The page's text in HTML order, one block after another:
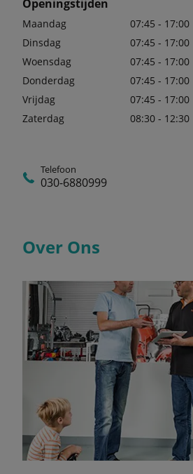
Openingstijden
Maandag
07:45 - 17:00
Dinsdag
07:45 - 17:00
Woensdag
07:45 - 17:00
Donderdag
07:45 - 17:00
Vrijdag
07:45 - 17:00
Zaterdag
08:30 - 12:30
Telefoon
030-6880999
Over Ons